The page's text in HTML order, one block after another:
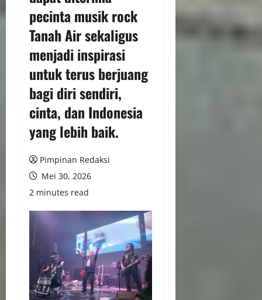
pecinta musik rock
Tanah Air sekaligus
menjadi inspirasi
untuk terus berjuang
bagi diri sendiri,
cinta, dan Indonesia
yang lebih baik.
Pimpinan Redaksi
Mei 30, 2026
2 minutes read